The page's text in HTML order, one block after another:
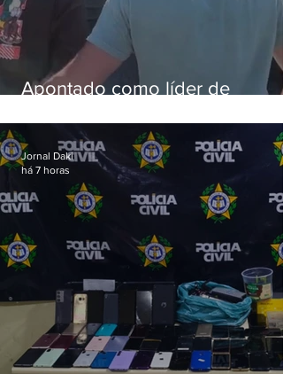
Apontado como líder de
aposentados é preso
Jornal Daki
há 7 horas